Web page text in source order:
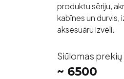
produktu sēriju,
kabīnes un durvis,
aksesuāru izvēli.
Siūlomas
~ 6500